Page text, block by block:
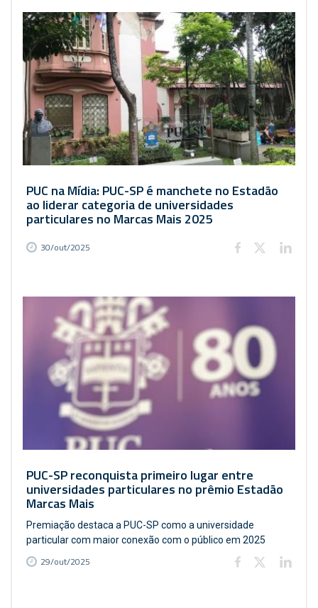
PUC na Mídia: PUC-SP é manchete no Estadão
ao liderar categoria de universidades
particulares no Marcas Mais 2025
30/out/2025
PUC-SP reconquista primeiro lugar entre
universidades particulares no prêmio Estadão
Marcas Mais
Premiação destaca a PUC-SP como a universidade
particular com maior conexão com o público em 2025
29/out/2025